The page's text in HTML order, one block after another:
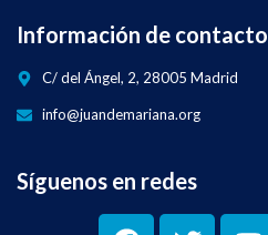
Información de contacto
C/ del Ángel, 2, 28005 Madrid
info@juandemariana.org
Síguenos en redes